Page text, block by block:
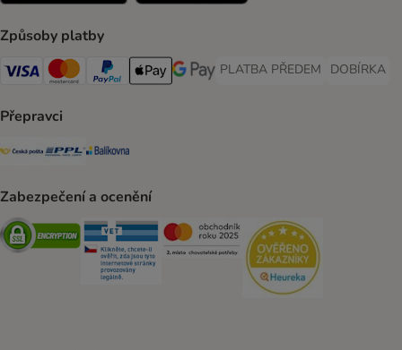
Způsoby platby
Visa Payment Method
Mastercard Payment Method
PayPal Payment Method
Apple pay Payment Method
GooglePay Payment Method
PLATBA PŘEDEM
PLATBA PŘEDEM Payment
DOBÍRKA
DOBÍRKA
Přepravci
Česká pošta Shipping Method
PPL Shipping Method
Balíkovna Shipping Method
Zabezpečení a ocenění
Security Security Security